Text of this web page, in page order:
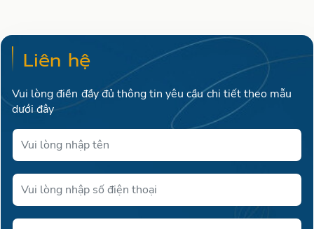
Liên hệ
Vui lòng điền đầy đủ thông tin yêu cầu chi tiết theo mẫu
dưới đây